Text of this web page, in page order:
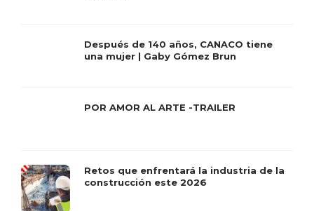
Después de 140 años, CANACO tiene
una mujer | Gaby Gómez Brun
POR AMOR AL ARTE -TRAILER
Retos que enfrentará la industria de la
construcción este 2026